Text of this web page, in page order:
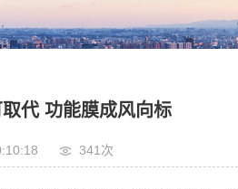
代 功能膜成风向标
341次